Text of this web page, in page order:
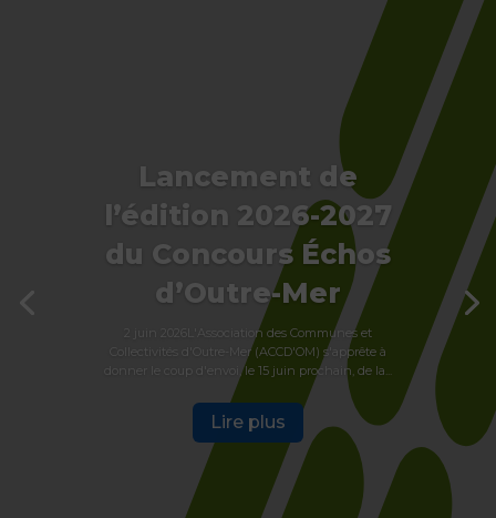
Lancement de
l’édition 2026-2027
du Concours Échos
d’Outre-Mer
2 juin 2026L'Association des Communes et
Collectivités d'Outre-Mer (ACCD'OM) s'apprête à
donner le coup d'envoi, le 15 juin prochain, de la...
Lire plus